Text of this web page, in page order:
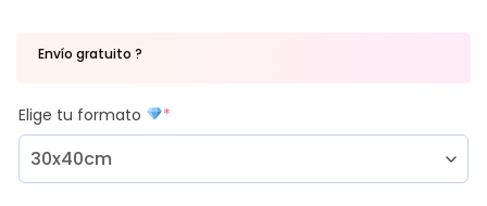
Envío gratuito ?
Elige tu formato *